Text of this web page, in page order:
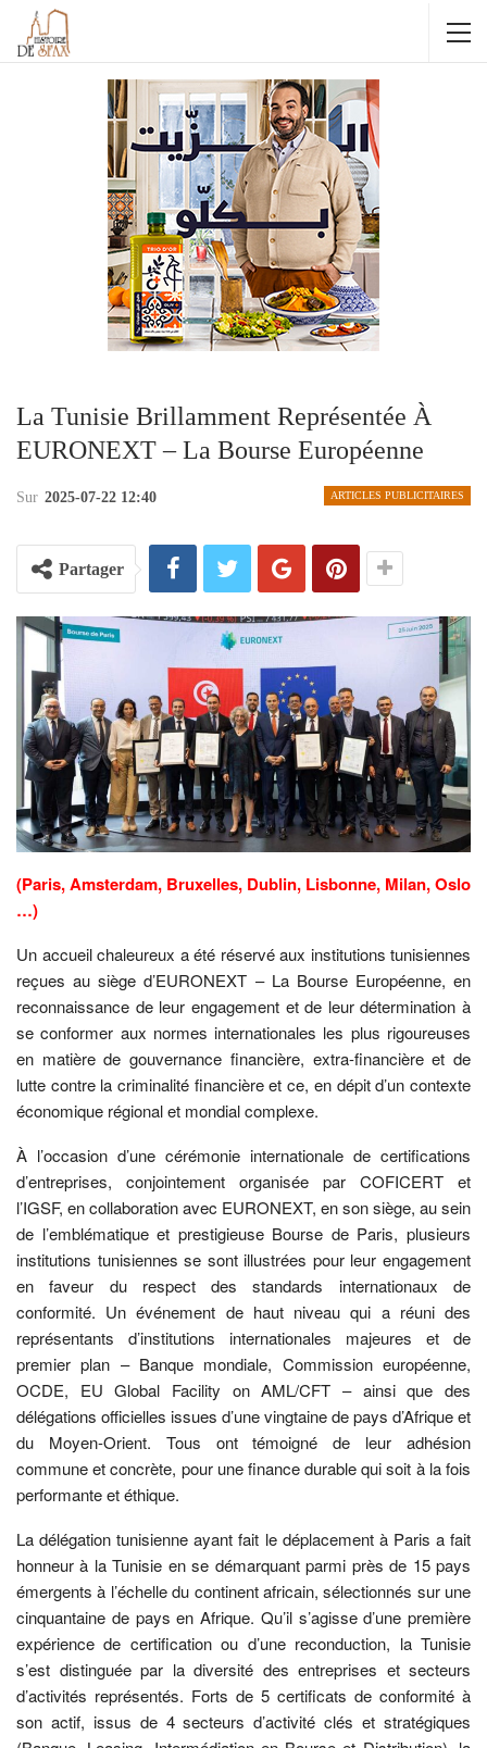
La Tunisie Brillamment Représentée À
EURONEXT – La Bourse Européenne
ARTICLES PUBLICITAIRES
Sur 2025-07-22 12:40
Partager
(Paris, Amsterdam, Bruxelles, Dublin, Lisbonne, Milan, Oslo
…)
Un accueil chaleureux a été réservé aux institutions tunisiennes
reçues au siège d’EURONEXT – La Bourse Européenne, en
reconnaissance de leur engagement et de leur détermination à
se conformer aux normes internationales les plus rigoureuses
en matière de gouvernance financière, extra-financière et de
lutte contre la criminalité financière et ce, en dépit d’un contexte
économique régional et mondial complexe.
À l’occasion d’une cérémonie internationale de certifications
d’entreprises, conjointement organisée par COFICERT et
l’IGSF, en collaboration avec EURONEXT, en son siège, au sein
de l’emblématique et prestigieuse Bourse de Paris, plusieurs
institutions tunisiennes se sont illustrées pour leur engagement
en faveur du respect des standards internationaux de
conformité. Un événement de haut niveau qui a réuni des
représentants d’institutions internationales majeures et de
premier plan – Banque mondiale, Commission européenne,
OCDE, EU Global Facility on AML/CFT – ainsi que des
délégations officielles issues d’une vingtaine de pays d’Afrique et
du Moyen-Orient. Tous ont témoigné de leur adhésion
commune et concrète, pour une finance durable qui soit à la fois
performante et éthique.
La délégation tunisienne ayant fait le déplacement à Paris a fait
honneur à la Tunisie en se démarquant parmi près de 15 pays
émergents à l’échelle du continent africain, sélectionnés sur une
cinquantaine de pays en Afrique. Qu’il s’agisse d’une première
expérience de certification ou d’une reconduction, la Tunisie
s’est distinguée par la diversité des entreprises et secteurs
d’activités représentés. Forts de 5 certificats de conformité à
son actif, issus de 4 secteurs d’activité clés et stratégiques